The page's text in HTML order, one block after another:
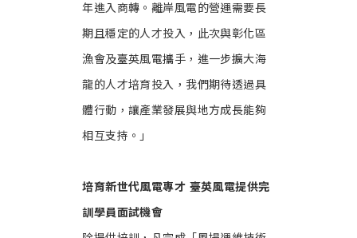
年進入商轉。離岸風電的營運需要長
期且穩定的人才投入，此次與彰化區
漁會及臺英風電攜手，進一步擴大海
龍的人才培育投入，我們期待透過具
體行動，讓產業發展與地方成長能夠
相互支持。」
培育新世代風電專才 臺英風電提供完
訓學員面試機會